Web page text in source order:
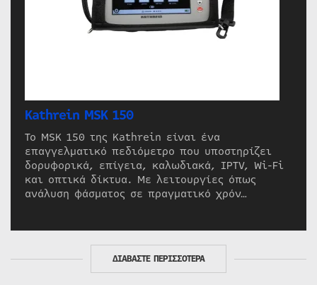
Kathrein MSK 150
Το MSK 150 της Kathrein είναι ένα
επαγγελματικό πεδιόμετρο που υποστηρίζει
δορυφορικά, επίγεια, καλωδιακά, IPTV, Wi-Fi
και οπτικά δίκτυα. Με λειτουργίες όπως
ανάλυση φάσματος σε πραγματικό χρόν…
ΔΙΑΒΑΣΤΕ ΠΕΡΙΣΣΟΤΕΡΑ